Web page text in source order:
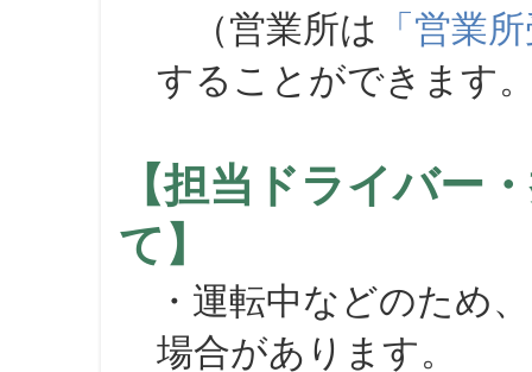
（営業所は 「営業
することができます
【担当ドライバー
て】
・運転中などのため
場合があります。